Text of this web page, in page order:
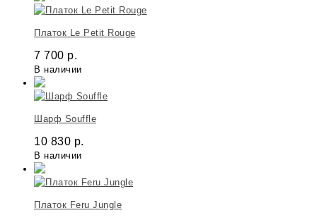
Платок Le Petit Rouge
7 700 р.
В наличии
Шарф Souffle
10 830 р.
В наличии
Платок Feru Jungle